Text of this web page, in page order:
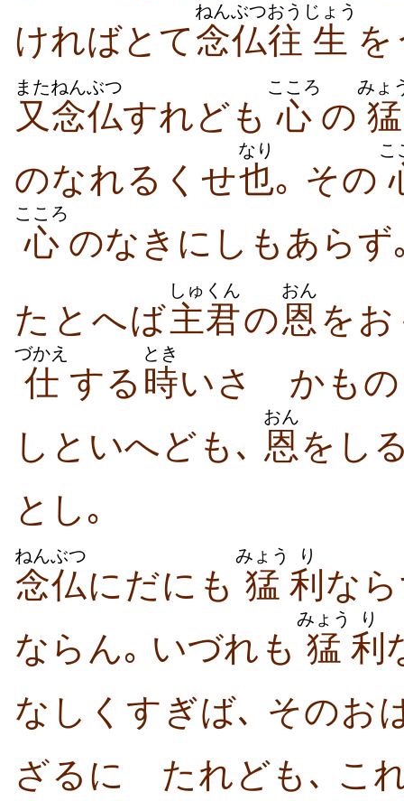
ければとて念仏
ねんぶつ
往
おう
生
じょう
を
又
また
念仏
ねんぶつ
すれども 心
こころ
の 猛
みょ
のなれるくせ也
なり
｡ その
こ
心
こころ
のなきにしもあらず
たとへば主君
しゅくん
の恩
おん
を
仕
づかえ
する 時
とき
いさゝかも
しといへども､ 恩
おん
をし
とし｡
念仏
ねんぶつ
にだにも 猛
みょう
利
り
な
ならん｡ いづれも 猛
みょう
利
り
なしくすぎば､ そのお
ざるにゝたれども､ こ